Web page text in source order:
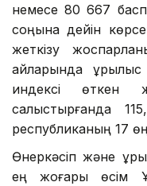
немесе 80 667
соңына дейін
жеткізу
айларында
индексі өткен
салыстырғанда
республиканың 17
Өнеркәсіп және
ең жоғары өсім